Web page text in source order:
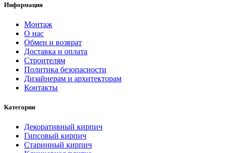
Информация
Монтаж
О нас
Обмен и возврат
Доставка и оплата
Строителям
Политика безопасности
Дизайнерам и архитекторам
Контакты
Категории
Декоративный кирпич
Гипсовый кирпич
Старинный кирпич